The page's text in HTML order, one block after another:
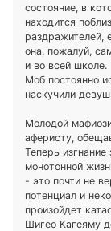
состояние, в
находится
раздражителей,
она, пожалуй,
и во всей
Моб постоянно
наскучили
Молодой
аферисту,
Теперь
монотонной
- это почти не
потенциал и
произойдет
Шигео Кагеяму